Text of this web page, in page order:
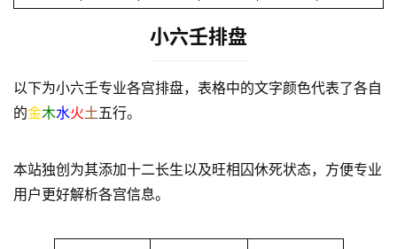
小六壬排盘
以下为小六壬专业各宫排盘，表格中的文字颜色代表了各自
的金木水火土五行。
本站独创为其添加十二长生以及旺相囚休死状态，方便专业
用户更好解析各宫信息。